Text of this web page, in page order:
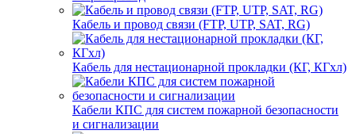
Кабель и провод связи (FTP, UTP, SAT, RG)
Кабель для нестационарной прокладки (КГ, КГхл)
Кабели КПС для систем пожарной безопасности
и сигнализации